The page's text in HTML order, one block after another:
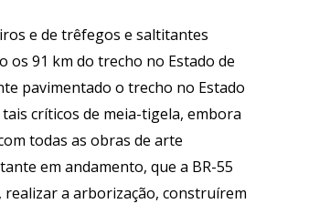
e de trêfegos e saltitantes
91 km do trecho no Estado de
pavimentado o trecho no Estado
tais críticos de meia-tigela, embora
todas as obras de arte
em andamento, que a BR-55
a arborização, construírem